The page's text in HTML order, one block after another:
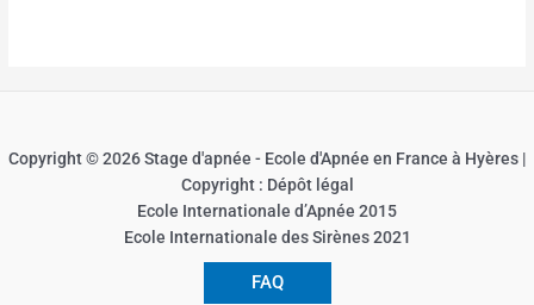
Copyright © 2026 Stage d'apnée - Ecole d'Apnée en France à Hyères |
Copyright : Dépôt légal
Ecole Internationale d’Apnée 2015
Ecole Internationale des Sirènes 2021
FAQ